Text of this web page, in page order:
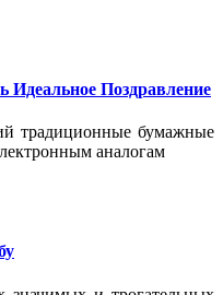
Поздравление
традиционные бумажные
аналогам